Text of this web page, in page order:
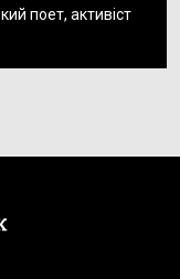
поет, активіст